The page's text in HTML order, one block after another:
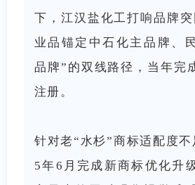
下，江汉盐化工打响品牌
业品锚定中石化主品牌、
品牌”的双线路径，当年完
注册。
针对老“水杉”商标适配度
5年6月完成新商标优化升